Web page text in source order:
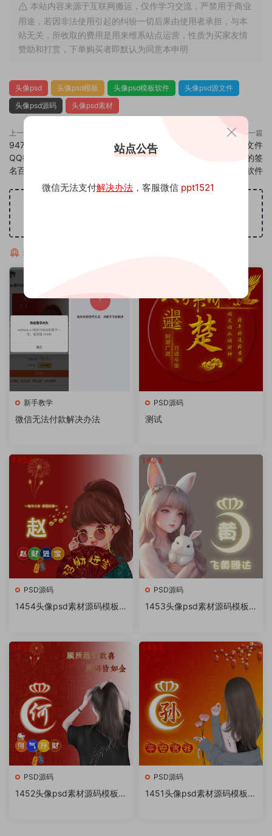
本站内容来源于互联网搬运，仅作学习交流，严禁用于商业
用途，若因非法使用引起的纠纷一切后果由使用者承担，与本
站无关，所收取的费用是用来维系站点运营，性质为买家友情
赞助和打赏，下单购买者即默认为同意本申明
头像psd 头像psd模板 头像psd模板软件
头像psd源文件
头像psd源码
头像psd素材
上一篇
947头像psd素材源码模板源文件
QQ微信抖音快手小红书很火的签
名百家姓氏头像制作教程软件
下一篇
949头像psd素材源码模板源文件
QQ微信抖音快手小红书很火的签
名百家姓氏头像制作教程软件
猜你喜欢
新手教学
微信无法付款解决办法
PSD源码
测试
PSD源码
1454头像psd素材源码模板
作教程软件
PSD源码
1453头像psd素材源码模板
作教程软件
PSD源码
1452头像psd素材源码模板源
PSD源码
1451头像psd素材源码模板源
站点公告
微信无法支付解决办法 ，客服微信 ppt1521